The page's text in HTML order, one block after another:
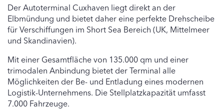
Der Autoterminal Cuxhaven liegt direkt an der
Elbmündung und bietet daher eine perfekte Drehscheibe
für Verschiffungen im Short Sea Bereich (UK, Mittelmeer
und Skandinavien).
Mit einer Gesamtfläche von 135.000 qm und einer
trimodalen Anbindung bietet der Terminal alle
Möglichkeiten der Be- und Entladung eines modernen
Logistik-Unternehmens. Die Stellplatzkapazität umfasst
7.000 Fahrzeuge.